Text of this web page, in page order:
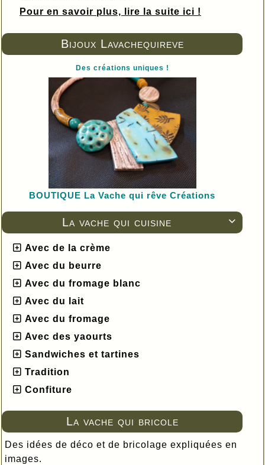
Bijoux Lavachequireve
Des créations uniques !
BOUTIQUE La Vache qui rêve Créations

La vache qui cuisine
Avec de la crème
Avec du beurre
Avec du fromage blanc
Avec du lait
Avec du fromage
Avec des yaourts
Sandwiches et tartines
Tradition
Confiture
La vache qui bricole
Des idées de déco et de bricolage expliquées en
images.
Pour en savoir plus, lire la suite ici !